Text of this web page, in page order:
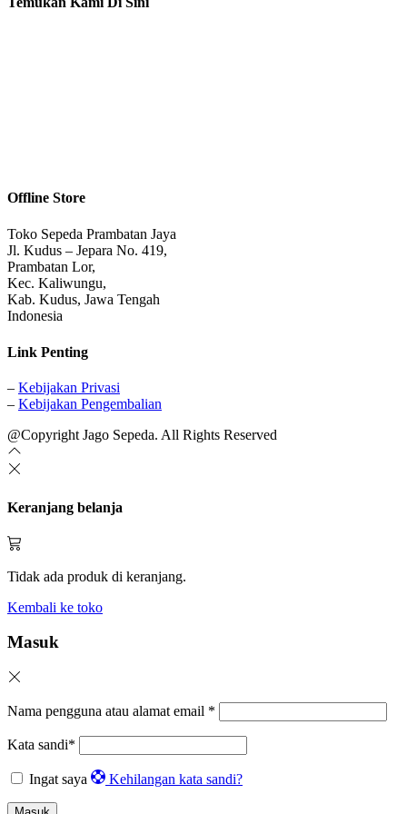
Offline Store
Toko Sepeda Prambatan Jaya
Jl. Kudus – Jepara No. 419,
Prambatan Lor,
Kec. Kaliwungu,
Kab. Kudus, Jawa Tengah
Indonesia
Link Penting
– Kebijakan Privasi
– Kebijakan Pengembalian
@Copyright Jago Sepeda. All Rights Reserved
Keranjang belanja
Tidak ada produk di keranjang.
Kembali ke toko
Masuk
Nama pengguna atau alamat email *
Kata sandi*
Ingat saya Kehilangan kata sandi?